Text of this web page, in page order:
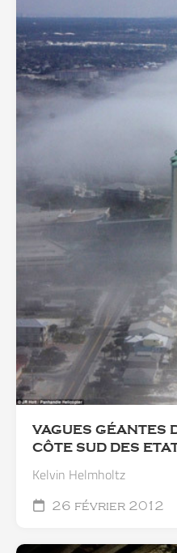
VAGUES GÉANTES
CÔTE SUD DES
Kelvin Helmholtz
26 février 2012